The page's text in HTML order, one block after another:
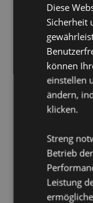
Material:
CE/UKCA
EN71:Ja
Nicht
Saisonaler
Möchten
erfahren?
Diese
Sicherheit
können
einstellen
ändern,
klicken.
Streng
Betrieb
Leistung